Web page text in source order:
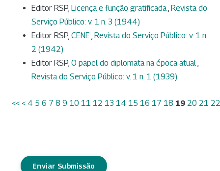
Editor RSP, Licença e função gratificada, Revista do
Serviço Público: v. 1 n. 3 (1944)
Editor RSP, CENE , Revista do Serviço Público: v. 1 n.
2 (1942)
Editor RSP, O papel do diplomata na época atual,
Revista do Serviço Público: v. 1 n. 1 (1939)
<< < 4 5 6 7 8 9 10 11 12 13 14 15 16 17 18 19 20 21 22
Enviar Submissão